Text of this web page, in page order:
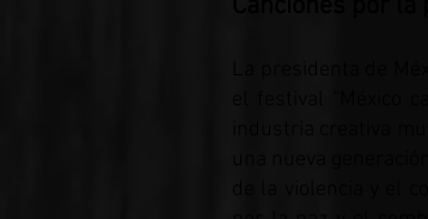
de la violencia y el